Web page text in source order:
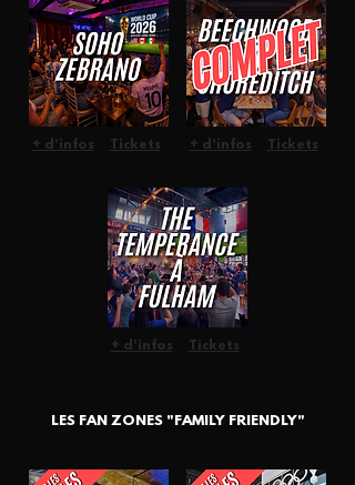
+ d'infos Tickets + d'infos Tickets
+ d'infos Tickets
LES FAN ZONES "FAMILY FRIENDLY"